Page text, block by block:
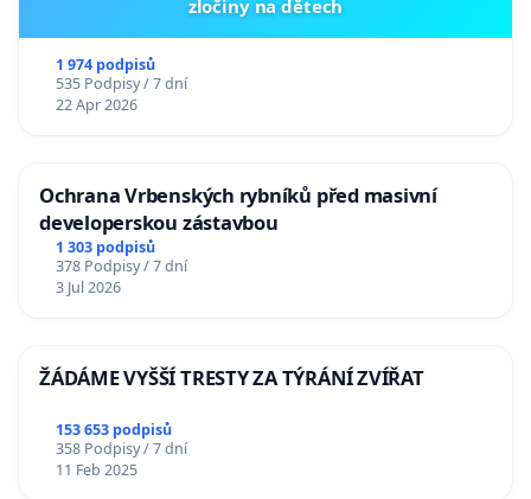
zločiny na dětech
1 974 podpisů
535 Podpisy / 7 dní
22 Apr 2026
Ochrana Vrbenských rybníků před masivní
developerskou zástavbou
1 303 podpisů
378 Podpisy / 7 dní
3 Jul 2026
ŽÁDÁME VYŠŠÍ TRESTY ZA TÝRÁNÍ ZVÍŘAT
153 653 podpisů
358 Podpisy / 7 dní
11 Feb 2025